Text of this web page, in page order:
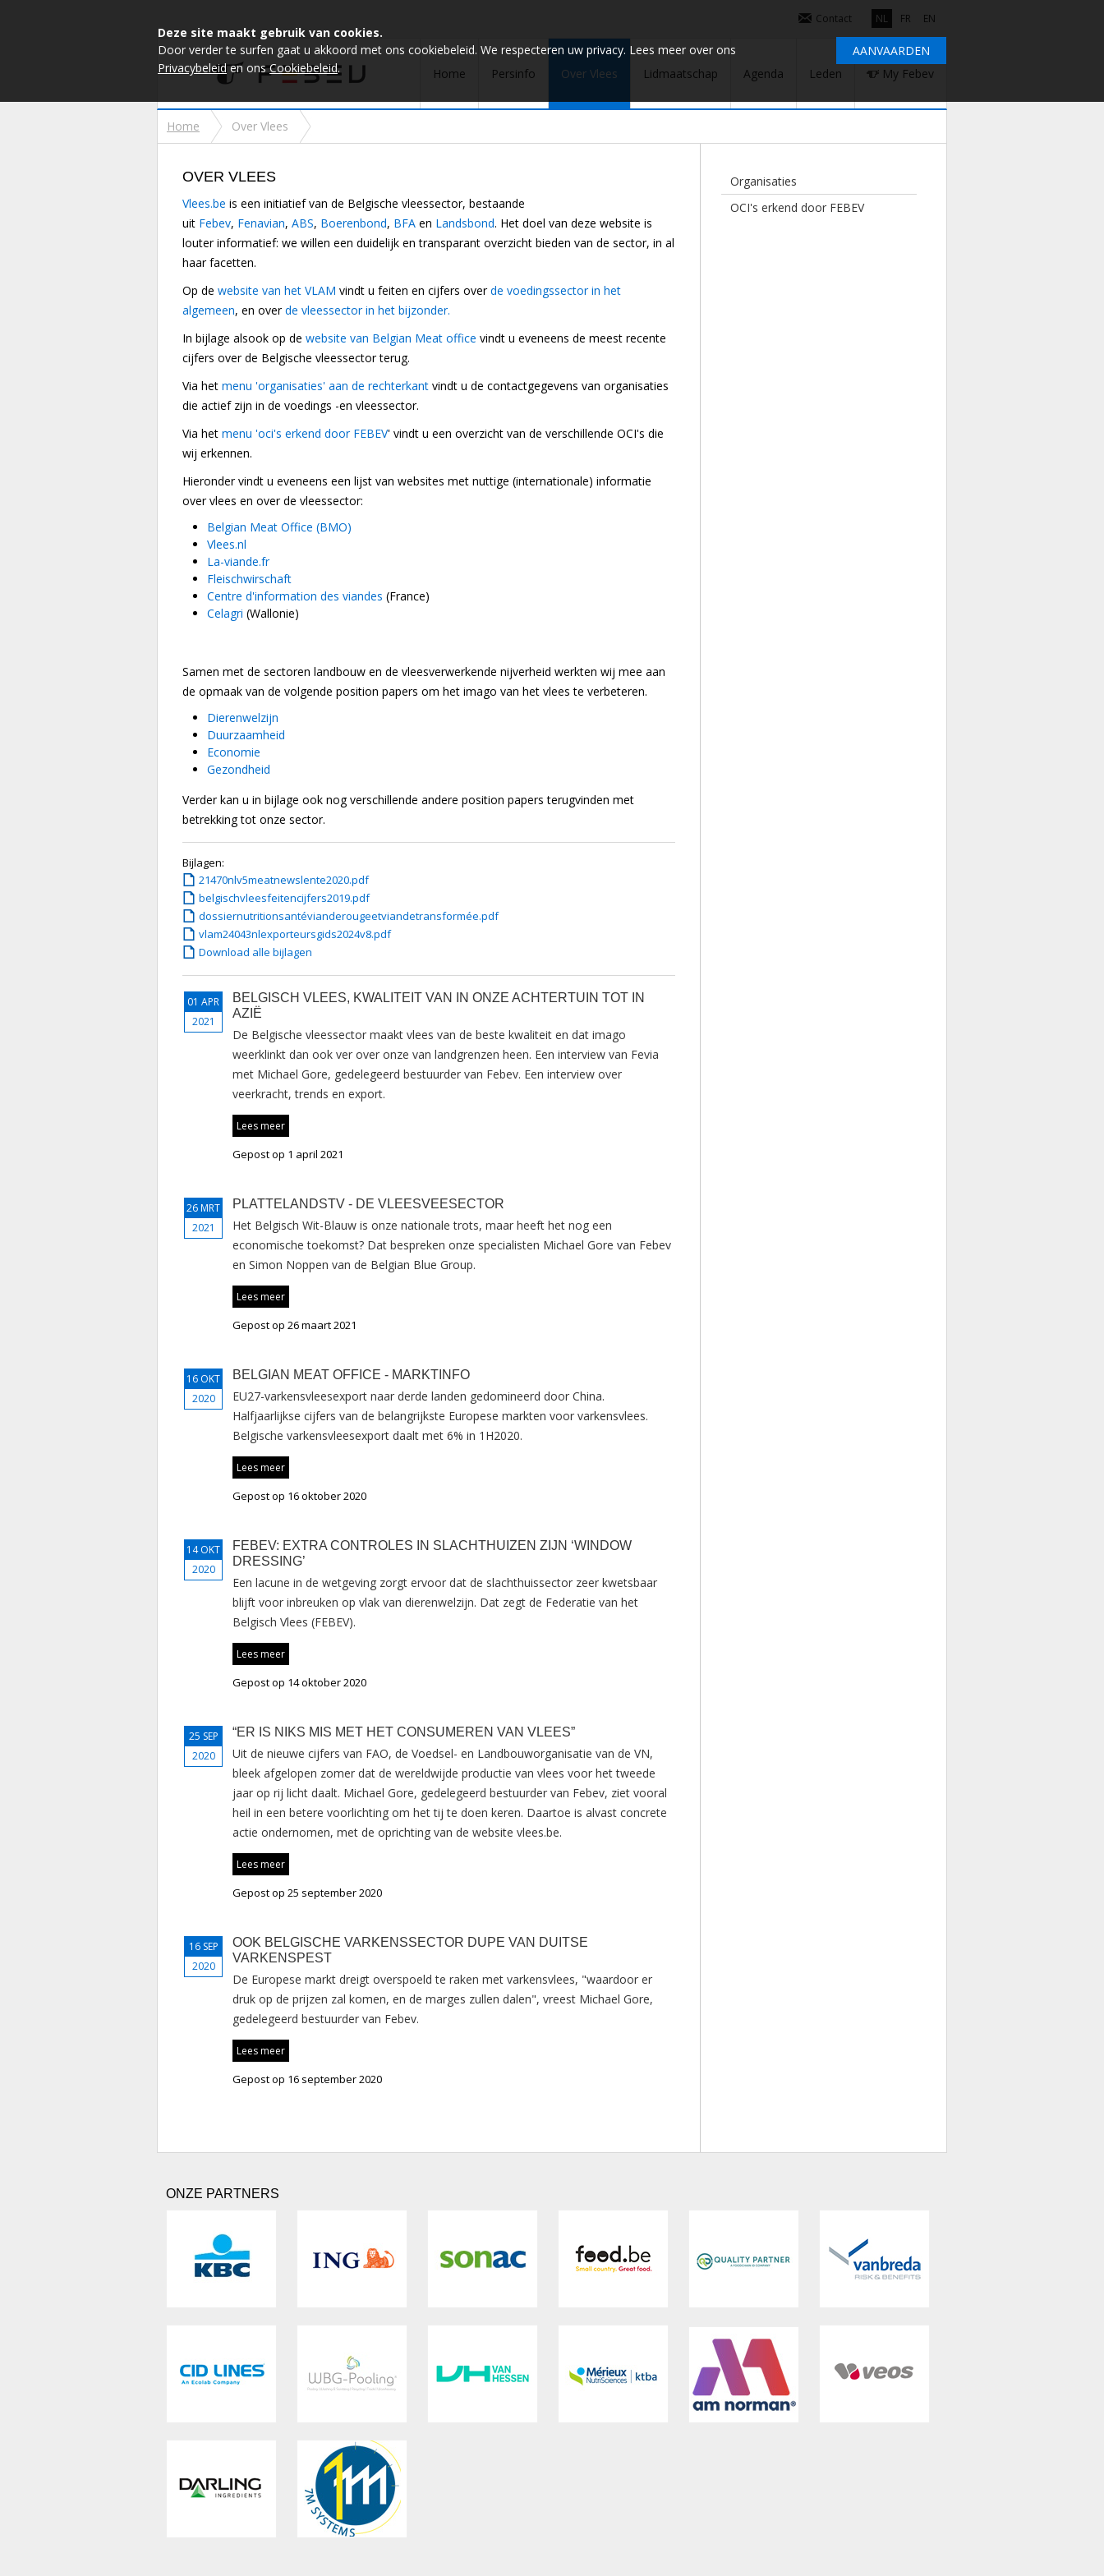
Contact NL FR EN
Home Persinfo Over Vlees Lidmaatschap Agenda Leden My Febev
Home Over Vlees
OVER VLEES
Vlees.be is een initiatief van de Belgische vleessector, bestaande
uit Febev, Fenavian, ABS, Boerenbond, BFA en Landsbond. Het doel van deze website is
louter informatief: we willen een duidelijk en transparant overzicht bieden van de sector, in al
haar facetten.
Op de website van het VLAM vindt u feiten en cijfers overde voedingssector in het
algemeen, en overde vleessector in het bijzonder.
In bijlage alsook op de website van Belgian Meat office vindt u eveneens de meest recente
cijfers over de Belgische vleessector terug.
Via het menu 'organisaties' aan de rechterkant vindt u de contactgegevens van organisaties
die actief zijn in de voedings -en vleessector.
Via het menu 'oci's erkend door FEBEV' vindt u een overzicht van de verschillende OCI's die
wij erkennen.
Hieronder vindt u eveneens een lijst van websites met nuttige (internationale) informatie
over vlees en over de vleessector:
Belgian Meat Office (BMO)
Vlees.nl
La-viande.fr
Fleischwirschaft
Centre d'information des viandes (France)
Celagri (Wallonie)
Samen met de sectoren landbouw en de vleesverwerkende nijverheid werkten wij mee aan
de opmaak van de volgende position papers om het imago van het vlees te verbeteren.
Dierenwelzijn
Duurzaamheid
Economie
Gezondheid
Verder kan u in bijlage ook nog verschillende andere position papers terugvinden met
betrekking tot onze sector.
Bijlagen:
21470nlv5meatnewslente2020.pdf
belgischvleesfeitencijfers2019.pdf
dossiernutritionsantévianderougeetviandetransformée.pdf
vlam24043nlexporteursgids2024v8.pdf
Download alle bijlagen
01 APR
2021
BELGISCH VLEES, KWALITEIT VAN IN ONZE ACHTERTUIN TOT IN
AZIË
De Belgische vleessector maakt vlees van de beste kwaliteit en dat imago
weerklinkt dan ook ver over onze van landgrenzen heen. Een interview van Fevia
met Michael Gore, gedelegeerd bestuurder van Febev. Een interview over
veerkracht, trends en export.
Lees meer
Gepost op 1 april 2021
26 MRT
2021
PLATTELANDSTV - DE VLEESVEESECTOR
Het Belgisch Wit-Blauw is onze nationale trots, maar heeft het nog een
economische toekomst? Dat bespreken onze specialisten Michael Gore van Febev
en Simon Noppen van de Belgian Blue Group.
Lees meer
Gepost op 26 maart 2021
16 OKT
2020
BELGIAN MEAT OFFICE - MARKTINFO
EU27-varkensvleesexport naar derde landen gedomineerd door China.
Halfjaarlijkse cijfers van de belangrijkste Europese markten voor varkensvlees.
Belgische varkensvleesexport daalt met 6% in 1H2020.
Lees meer
Gepost op 16 oktober 2020
14 OKT
2020
FEBEV: EXTRA CONTROLES IN SLACHTHUIZEN ZIJN ‘WINDOW
DRESSING’
Een lacune in de wetgeving zorgt ervoor dat de slachthuissector zeer kwetsbaar
blijft voor inbreuken op vlak van dierenwelzijn. Dat zegt de Federatie van het
Belgisch Vlees (FEBEV).
Lees meer
Gepost op 14 oktober 2020
25 SEP
2020
“ER IS NIKS MIS MET HET CONSUMEREN VAN VLEES”
Uit de nieuwe cijfers van FAO, de Voedsel- en Landbouworganisatie van de VN,
bleek afgelopen zomer dat de wereldwijde productie van vlees voor het tweede
jaar op rij licht daalt. Michael Gore, gedelegeerd bestuurder van Febev, ziet vooral
heil in een betere voorlichting om het tij te doen keren. Daartoe is alvast concrete
actie ondernomen, met de oprichting van de website vlees.be.
Lees meer
Gepost op 25 september 2020
16 SEP
2020
OOK BELGISCHE VARKENSSECTOR DUPE VAN DUITSE
VARKENSPEST
De Europese markt dreigt overspoeld te raken met varkensvlees, "waardoor er
druk op de prijzen zal komen, en de marges zullen dalen", vreest Michael Gore,
gedelegeerd bestuurder van Febev.
Lees meer
Gepost op 16 september 2020
Organisaties
OCI's erkend door FEBEV
ONZE PARTNERS
Deze site maakt gebruik van cookies.
Door verder te surfen gaat u akkoord met ons cookiebeleid. We respecteren uw privacy. Lees meer over ons
Privacybeleiden onsCookiebeleid.
AANVAARDEN